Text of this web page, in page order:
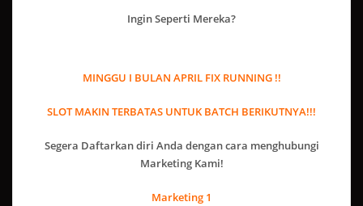
Ingin Seperti Mereka?
MINGGU I BULAN APRIL FIX RUNNING !!
SLOT MAKIN TERBATAS UNTUK BATCH BERIKUTNYA!!!
Segera Daftarkan diri Anda dengan cara menghubungi
Marketing Kami!
Marketing 1